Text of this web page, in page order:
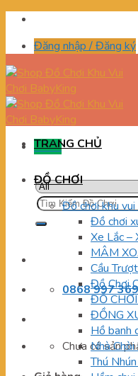
Skip
contentĐăng nhập / Đăng ký
Menu
Tìm
kiếm:
0868 997 369
Chưa có sản
TRANG CHỦ
ĐỒ CHƠI
Đồ chơi khu
Đồ chơi
Xe Lắc –
MÂM
Cầu
Đồ Chơi
ĐỒ
ĐỒNG
Hồ banh
Nhà Chòi
Thú